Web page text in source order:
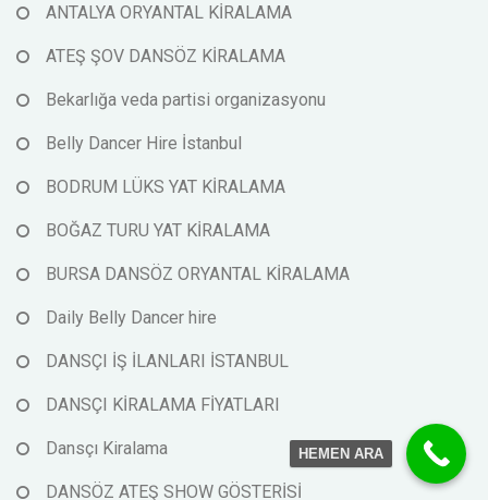
ANTALYA ORYANTAL KİRALAMA
ATEŞ ŞOV DANSÖZ KİRALAMA
Bekarlığa veda partisi organizasyonu
Belly Dancer Hire İstanbul
BODRUM LÜKS YAT KİRALAMA
BOĞAZ TURU YAT KİRALAMA
BURSA DANSÖZ ORYANTAL KİRALAMA
Daily Belly Dancer hire
DANSÇI İŞ İLANLARI İSTANBUL
DANSÇI KİRALAMA FİYATLARI
Dansçı Kiralama
DANSÖZ ATEŞ SHOW GÖSTERİSİ
HEMEN ARA